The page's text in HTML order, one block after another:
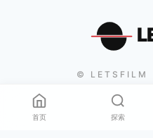
© LETSFILM
首页 探索